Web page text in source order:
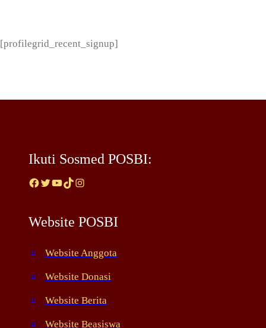
[profilegrid_recent_signup]
Ikuti Sosmed POSBI:
Facebook Twitter YouTube TikTok Instagram
Website POSBI
Website Anggota
Website Donasi
Website Berita
Website Beasiswa